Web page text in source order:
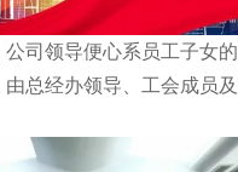
司领导便心系员工子女
总经办领导、工会成员